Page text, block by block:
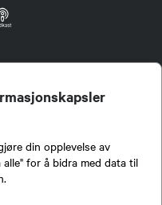
din opplevelse av
for å bidra med data til
formidling av kunnskap om jakt og
men har et sterkt jakt-, fiske-, og